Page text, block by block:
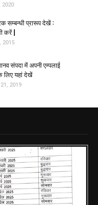
2020
सम्बन्धी प्रारूप देखें :
करें |
2015
संपदा में अपनी एम्पलाई
लिए यहां देखें
2019